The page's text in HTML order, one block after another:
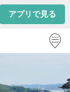
アプリで見る